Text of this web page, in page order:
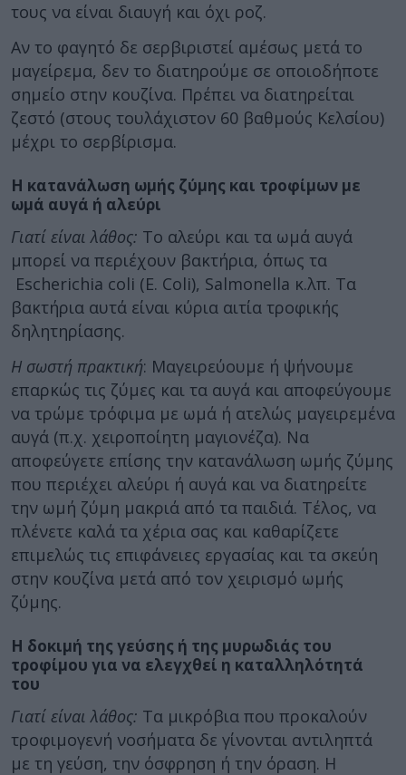
τους να είναι διαυγή και όχι ροζ.
Αν το φαγητό δε σερβιριστεί αμέσως μετά το
μαγείρεμα, δεν το διατηρούμε σε οποιοδήποτε
σημείο στην κουζίνα. Πρέπει να διατηρείται
ζεστό (στους τουλάχιστον 60 βαθμούς Κελσίου)
μέχρι το σερβίρισμα.
Η κατανάλωση ωμής ζύμης και τροφίμων με
ωμά αυγά ή αλεύρι
Γιατί είναι λάθος: Το αλεύρι και τα ωμά αυγά
μπορεί να περιέχουν βακτήρια, όπως τα
Escherichia coli (E. Coli), Salmonella κ.λπ. Τα
βακτήρια αυτά είναι κύρια αιτία τροφικής
δηλητηρίασης.
Η σωστή πρακτική: Μαγειρεύουμε ή ψήνουμε
επαρκώς τις ζύμες και τα αυγά και αποφεύγουμε
να τρώμε τρόφιμα με ωμά ή ατελώς μαγειρεμένα
αυγά (π.χ. χειροποίητη μαγιονέζα). Να
αποφεύγετε επίσης την κατανάλωση ωμής ζύμης
που περιέχει αλεύρι ή αυγά και να διατηρείτε
την ωμή ζύμη μακριά από τα παιδιά. Τέλος, να
πλένετε καλά τα χέρια σας και καθαρίζετε
επιμελώς τις επιφάνειες εργασίας και τα σκεύη
στην κουζίνα μετά από τον χειρισμό ωμής
ζύμης.
Η δοκιμή της γεύσης ή της μυρωδιάς του
τροφίμου για να ελεγχθεί η καταλληλότητά
του
Γιατί είναι λάθος: Τα μικρόβια που προκαλούν
τροφιμογενή νοσήματα δε γίνονται αντιληπτά
με τη γεύση, την όσφρηση ή την όραση. Η